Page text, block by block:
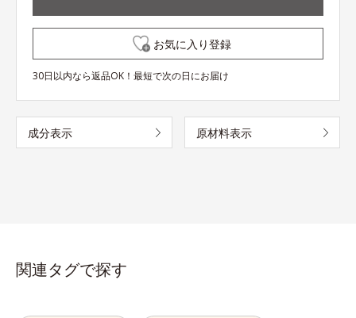
お気に入り登録
30日以内なら返品OK！最短で次の日にお届け
成分表示 原材料表示
関連タグで探す